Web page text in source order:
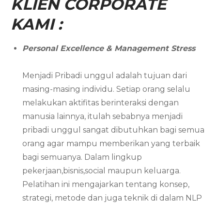
KLIEN CORPORATE
KAMI :
Personal Excellence & Management Stress
Menjadi Pribadi unggul adalah tujuan dari
masing-masing individu. Setiap orang selalu
melakukan aktifitas berinteraksi dengan
manusia lainnya, itulah sebabnya menjadi
pribadi unggul sangat dibutuhkan bagi semua
orang agar mampu memberikan yang terbaik
bagi semuanya. Dalam lingkup
pekerjaan,bisnis,social maupun keluarga.
Pelatihan ini mengajarkan tentang konsep,
strategi, metode dan juga teknik di dalam NLP